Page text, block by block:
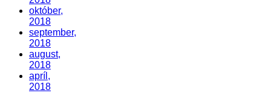
október,
2018
september,
2018
august,
2018
apríl,
2018